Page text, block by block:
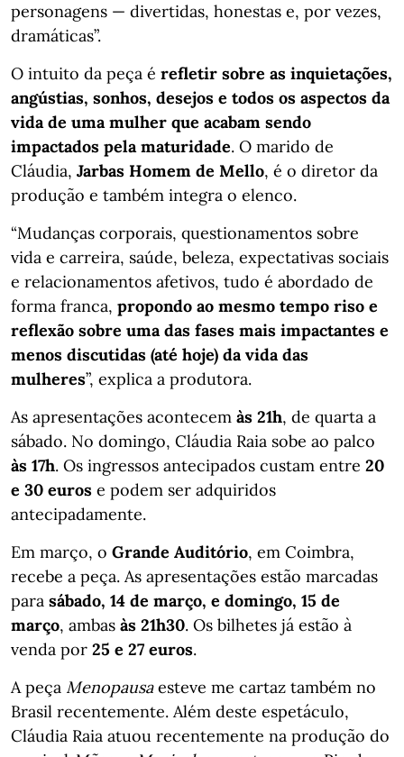
personagens — divertidas, honestas e, por vezes,
dramáticas”.
O intuito da peça é refletir sobre as inquietações,
angústias, sonhos, desejos e todos os aspectos da
vida de uma mulher que acabam sendo
impactados pela maturidade. O marido de
Cláudia, Jarbas Homem de Mello, é o diretor da
produção e também integra o elenco.
“Mudanças corporais, questionamentos sobre
vida e carreira, saúde, beleza, expectativas sociais
e relacionamentos afetivos, tudo é abordado de
forma franca, propondo ao mesmo tempo riso e
reflexão sobre uma das fases mais impactantes e
menos discutidas (até hoje) da vida das
mulheres”, explica a produtora.
As apresentações acontecem às 21h, de quarta a
sábado. No domingo, Cláudia Raia sobe ao palco
às 17h. Os ingressos antecipados custam entre 20
e 30 euros e podem ser adquiridos
antecipadamente.
Em março, o Grande Auditório, em Coimbra,
recebe a peça. As apresentações estão marcadas
para sábado, 14 de março, e domingo, 15 de
março, ambas às 21h30. Os bilhetes já estão à
venda por 25 e 27 euros.
A peça Menopausaesteve me cartaz também no
Brasil recentemente. Além deste espetáculo,
Cláudia Raia atuou recentemente na produção do